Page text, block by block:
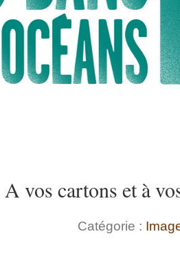
A vos cartons et à
Catégorie :